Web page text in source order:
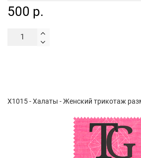
500 р.
Х1015 - Халаты - Женский трикотаж